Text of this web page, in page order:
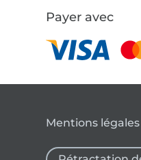
Payer avec
Mentions légales